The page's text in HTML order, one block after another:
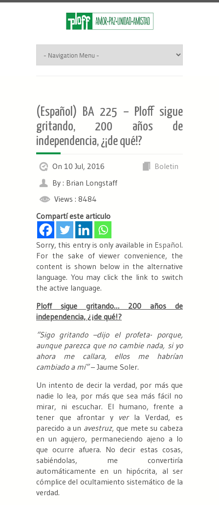
(Español) BA 225 – Ploff sigue
gritando, 200 años de
independencia, ¿¡de qué!?
On 10 Jul, 2016
Boletin
By : Brian Longstaff
Views : 8484
Compartí este articulo
Sorry, this entry is only available in Español.
For the sake of viewer convenience, the
content is shown below in the alternative
language. You may click the link to switch
the active language.
Ploff sigue gritando… 200 años de
independencia, ¿¡de qué!?
“Sigo gritando –dijo el profeta- porque,
aunque parezca que no cambie nada, si yo
ahora me callara, ellos me habrían
cambiado a mí”– Jaume Soler.
Un intento de decir la verdad, por más que
nadie lo lea, por más que sea más fácil no
mirar, ni escuchar. El humano, frente a
tener que afrontar y verla Verdad, es
parecido a un avestruz, que mete su cabeza
en un agujero, permaneciendo ajeno a lo
que ocurre afuera. No decir estas cosas,
sabiéndolas, me convertiría
automáticamente en un hipócrita, al ser
cómplice del ocultamiento sistemático de la
verdad.